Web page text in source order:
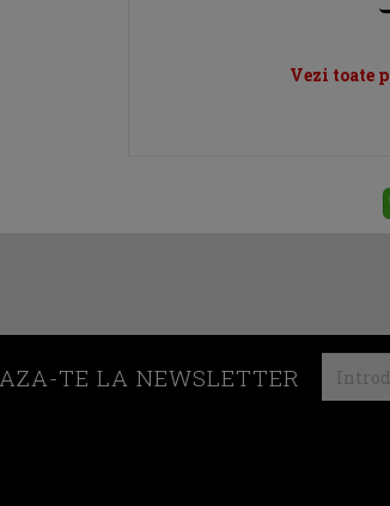
Vezi toate
TE LA NEWSLETTER